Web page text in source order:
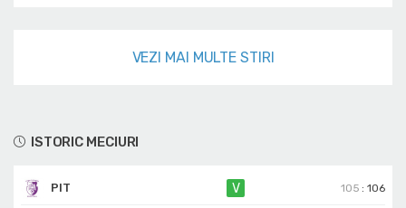
ISTORIC MECIURI
PIT V 105 :106
VEZI MAI MULTE STIRI